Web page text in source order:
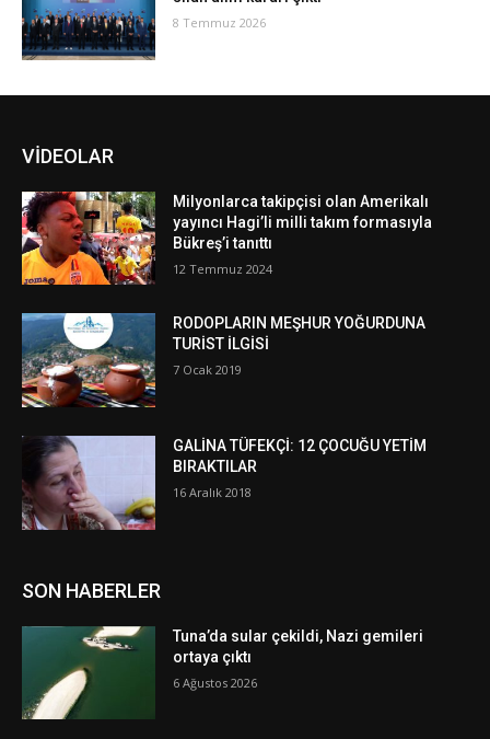
8 Temmuz 2026
VİDEOLAR
Milyonlarca takipçisi olan Amerikalı
yayıncı Hagi’li milli takım formasıyla
Bükreş’i tanıttı
12 Temmuz 2024
RODOPLARIN MEŞHUR YOĞURDUNA
TURİST İLGİSİ
7 Ocak 2019
GALİNA TÜFEKÇİ: 12 ÇOCUĞU YETİM
BIRAKTILAR
16 Aralık 2018
SON HABERLER
Tuna’da sular çekildi, Nazi gemileri
ortaya çıktı
6 Ağustos 2026